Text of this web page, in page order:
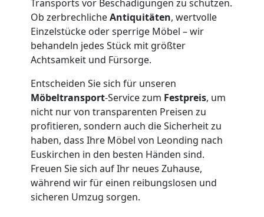
Transports vor Beschädigungen zu schützen.
Ob zerbrechlicheAntiquitäten, wertvolle
Einzelstücke oder sperrige Möbel – wir
behandeln jedes Stück mit größter
Achtsamkeit und Fürsorge.
Entscheiden Sie sich für unseren
Möbeltransport-Service zum Festpreis, um
nicht nur von transparenten Preisen zu
profitieren, sondern auch die Sicherheit zu
haben, dass Ihre Möbel von Leonding nach
Euskirchen in den besten Händen sind.
Freuen Sie sich auf Ihr neues Zuhause,
während wir für einen reibungslosen und
sicheren Umzug sorgen.
Leonding
Full-
Service-
Umzug
Leonding